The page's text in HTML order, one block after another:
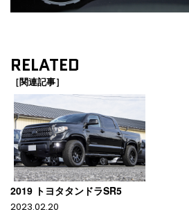
RELATED
［関連記事］
2019 トヨタタンドラSR5
2023.02.20